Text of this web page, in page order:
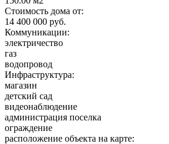
Стоимость дома от:
14 400 000 руб.
Коммуникации:
электричество
газ
водопровод
Инфраструктура:
магазин
детский сад
видеонаблюдение
администрация поселка
ограждение
расположение объекта на карте: